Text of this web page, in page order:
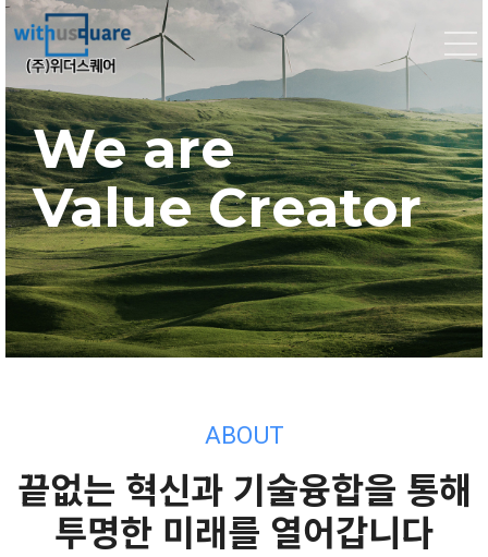
We are
Value Creator
We are
Value Creator
We are
Value Creator
ABOUT
끝없는 혁신과 기술융합을 통해
투명한 미래를 열어갑니다